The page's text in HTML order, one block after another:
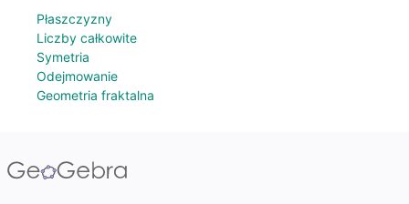
Płaszczyzny
Liczby całkowite
Symetria
Odejmowanie
Geometria fraktalna